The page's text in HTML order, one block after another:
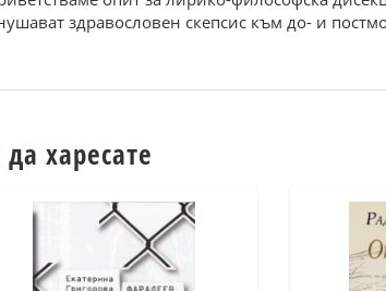
здравословен скепсис към до- и
харесате